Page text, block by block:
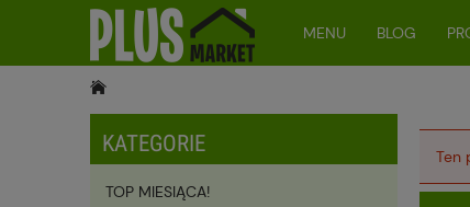
MENU BLOG
KATEGORIE
TOP MIESIĄCA!
Ten